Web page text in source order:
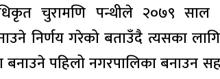
चुरामणि पन्थीले २०७९
निर्णय गरेको बताउँदै त्यसका
पहिलो नगरपालिका बनाउन